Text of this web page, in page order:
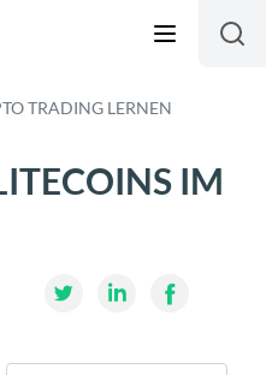
TRADING LERNEN
IM